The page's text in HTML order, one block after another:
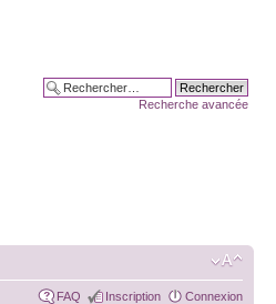
Recherche avancée
FAQ Inscription Connexion